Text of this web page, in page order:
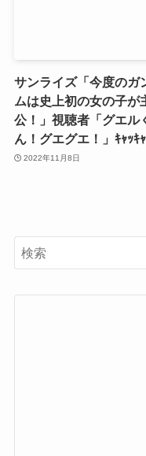
サンライズ「今度のガ
ムは史上初の女の子が
公！」視聴者「グエル
ん！グエグエ！」ｷｬｯｷ
2022年11月8日